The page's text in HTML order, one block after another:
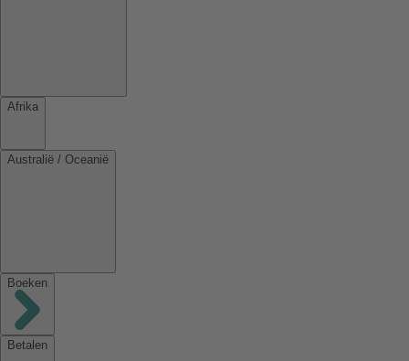
Afrika
Australië / Oceanië
Boeken
Betalen